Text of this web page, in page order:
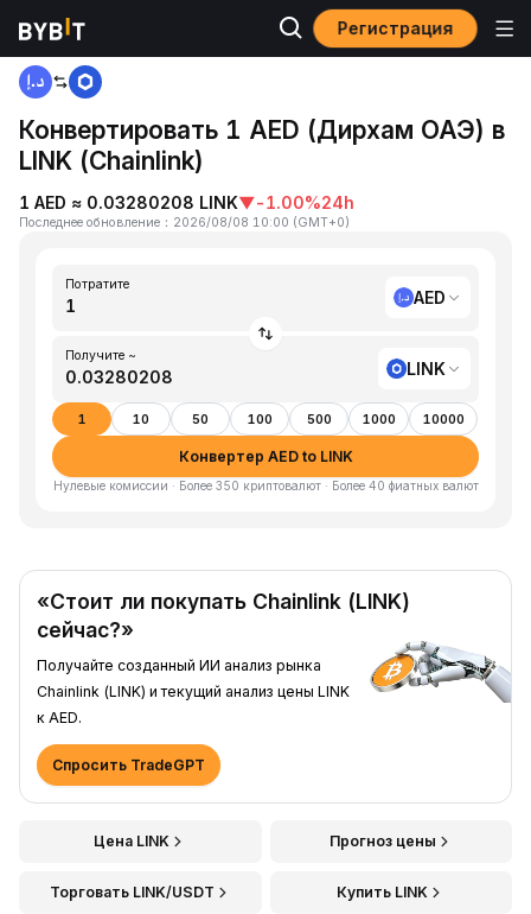
Регистрация
Главная
Конвертировать 1 AED (Дирхам ОАЭ) в
LINK (Chainlink)
1 AED ≈ 0.03280208 LINK▼-1.00%24h
Последнее обновление ： 2026/08/08 10:00 (GMT+0)
Потратите
AED
Получите ~
LINK
1 10 50 100 500 1000 10000
Конвертер AED to LINK
Нулевые комиссии · Более 350 криптовалют · Более 40 фиатных валют
«Стоит ли покупать Chainlink (LINK)
сейчас?»
Получайте созданный ИИ анализ рынка
Chainlink (LINK) и текущий анализ цены LINK
к AED.
Спросить TradeGPT
Цена LINK Прогноз цены
Торговать LINK/USDT Купить LINK